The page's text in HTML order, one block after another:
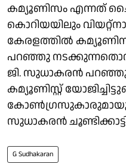
കമ്യൂണിസം എന്നത്
കൊറിയയിലും
കേരളത്തിൽ
പറഞ്ഞു
ജി. സുധാകരൻ
കമ്യൂണിസ്റ്റ്
സുധാകരൻ
G Sudhakaran